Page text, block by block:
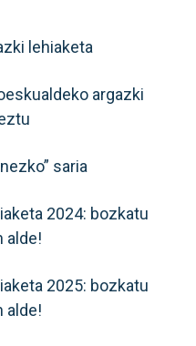
lehiaketa
argazki
saria
2024: bozkatu
alde!
2025: bozkatu
alde!